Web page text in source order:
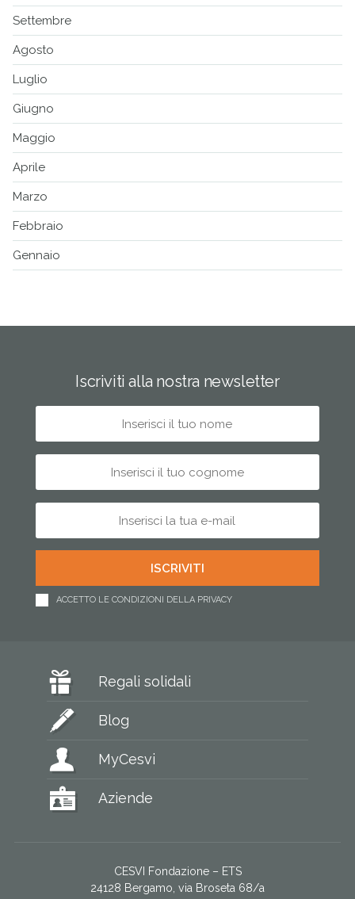
Settembre
Agosto
Luglio
Giugno
Maggio
Aprile
Marzo
Febbraio
Gennaio
Iscriviti alla nostra newsletter
ACCETTO LE CONDIZIONI DELLA PRIVACY
Regali solidali
Blog
MyCesvi
Aziende
CESVI Fondazione – ETS
24128 Bergamo, via Broseta 68/a